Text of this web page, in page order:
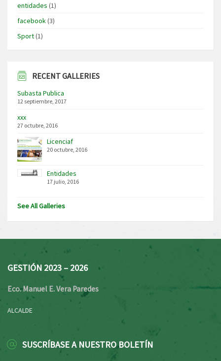
entidades (1)
facebook(3)
Sport(1)
RECENT GALLERIES
Subasta Publica
12 septiembre, 2017
xxx
27 octubre, 2016
Licenciaf
20 octubre, 2016
Entidades
17 julio, 2016
See All Galleries
GESTIÓN 2023 – 2026
Eco. Manuel E. Vera Paredes
ALCALDE
SUSCRÍBASE A NUESTRO BOLETÍN